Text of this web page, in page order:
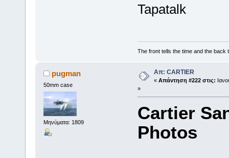
Tapatalk
The front tells the time and the back
pugman
50mm case
Μηνύματα: 1809
Απ: CARTIER
« Απάντηση #222 στις:
»
Cartier
Photos